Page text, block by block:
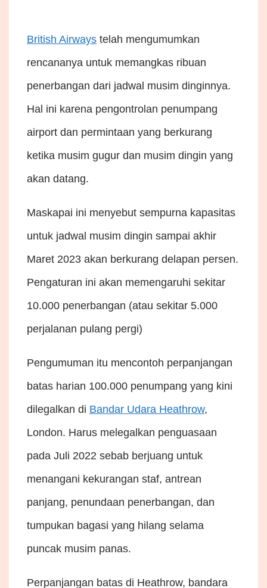
British Airways telah mengumumkan
rencananya untuk memangkas ribuan
penerbangan dari jadwal musim dinginnya.
Hal ini karena pengontrolan penumpang
airport dan permintaan yang berkurang
ketika musim gugur dan musim dingin yang
akan datang.
Maskapai ini menyebut sempurna kapasitas
untuk jadwal musim dingin sampai akhir
Maret 2023 akan berkurang delapan persen.
Pengaturan ini akan memengaruhi sekitar
10.000 penerbangan (atau sekitar 5.000
perjalanan pulang pergi)
Pengumuman itu mencontoh perpanjangan
batas harian 100.000 penumpang yang kini
dilegalkan di Bandar Udara Heathrow,
London. Harus melegalkan penguasaan
pada Juli 2022 sebab berjuang untuk
menangani kekurangan staf, antrean
panjang, penundaan penerbangan, dan
tumpukan bagasi yang hilang selama
puncak musim panas.
Perpanjangan batas di Heathrow, bandara